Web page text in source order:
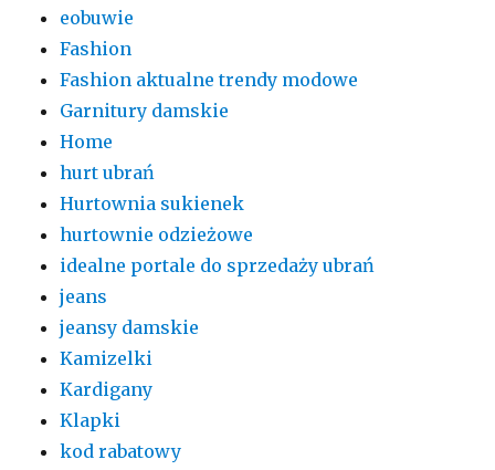
eobuwie
Fashion
Fashion aktualne trendy modowe
Garnitury damskie
Home
hurt ubrań
Hurtownia sukienek
hurtownie odzieżowe
idealne portale do sprzedaży ubrań
jeans
jeansy damskie
Kamizelki
Kardigany
Klapki
kod rabatowy